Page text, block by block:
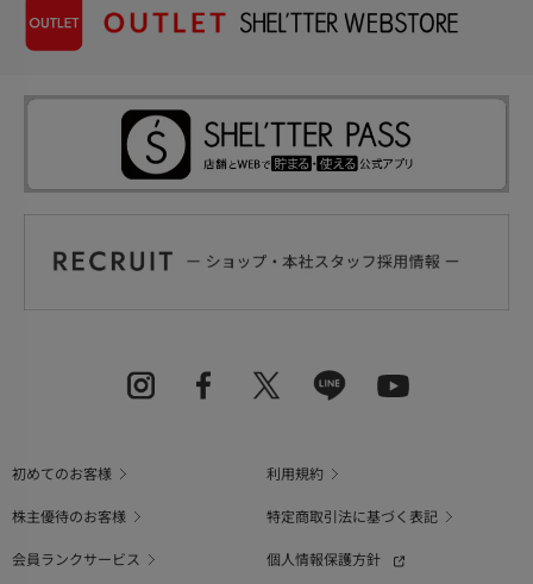
初めてのお客様
利用規約
株主優待のお客様
特定商取引法に基づく表記
会員ランクサービス
個人情報保護方針